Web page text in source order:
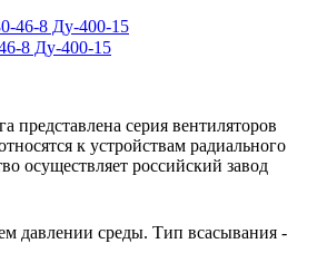
8 Ду-400-15
представлена серия вентиляторов
к устройствам радиального
осуществляет российский завод
давлении среды. Тип всасывания -